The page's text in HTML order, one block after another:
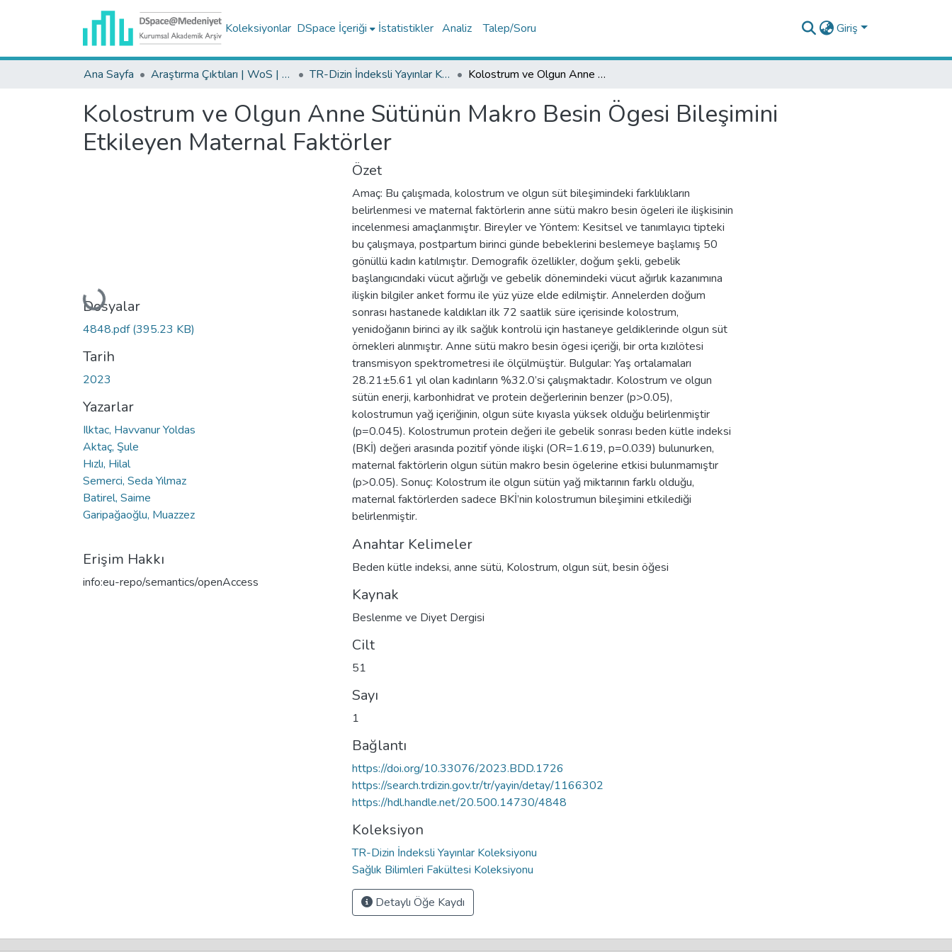
Koleksiyonlar DSpace İçeriği İstatistikler Analiz Talep/Soru Giriş
Ana Sayfa Araştırma Çıktıları | WoS | Scopus | TR-Dizin | PubMed TR-Dizin İndeksli Yayınlar Koleksiyonu Kolostrum ve Olgun Anne Sütünün Makro Besin Ögesi Bileşimini Etkileyen Maternal Faktörler
Kolostrum ve Olgun Anne Sütünün Makro Besin Ögesi Bileşimini
Etkileyen Maternal Faktörler
Yükleniyor...
Dosyalar
4848.pdf(395.23 KB)
Tarih
2023
Yazarlar
Ilktac, Havvanur Yoldas
Aktaç, Şule
Hızlı, Hilal
Semerci, Seda Yılmaz
Batirel, Saime
Garipağaoğlu, Muazzez
Erişim Hakkı
info:eu-repo/semantics/openAccess
Özet
Amaç: Bu çalışmada, kolostrum ve olgun süt bileşimindeki farklılıkların
belirlenmesi ve maternal faktörlerin anne sütü makro besin ögeleri ile ilişkisinin
incelenmesi amaçlanmıştır. Bireyler ve Yöntem: Kesitsel ve tanımlayıcı tipteki
bu çalışmaya, postpartum birinci günde bebeklerini beslemeye başlamış 50
gönüllü kadın katılmıştır. Demografik özellikler, doğum şekli, gebelik
başlangıcındaki vücut ağırlığı ve gebelik dönemindeki vücut ağırlık kazanımına
ilişkin bilgiler anket formu ile yüz yüze elde edilmiştir. Annelerden doğum
sonrası hastanede kaldıkları ilk 72 saatlik süre içerisinde kolostrum,
yenidoğanın birinci ay ilk sağlık kontrolü için hastaneye geldiklerinde olgun süt
örnekleri alınmıştır. Anne sütü makro besin ögesi içeriği, bir orta kızılötesi
transmisyon spektrometresi ile ölçülmüştür. Bulgular: Yaş ortalamaları
28.21±5.61 yıl olan kadınların %32.0’si çalışmaktadır. Kolostrum ve olgun
sütün enerji, karbonhidrat ve protein değerlerinin benzer (p>0.05),
kolostrumun yağ içeriğinin, olgun süte kıyasla yüksek olduğu belirlenmiştir
(p=0.045). Kolostrumun protein değeri ile gebelik sonrası beden kütle indeksi
(BKİ) değeri arasında pozitif yönde ilişki (OR=1.619, p=0.039) bulunurken,
maternal faktörlerin olgun sütün makro besin ögelerine etkisi bulunmamıştır
(p>0.05). Sonuç: Kolostrum ile olgun sütün yağ miktarının farklı olduğu,
maternal faktörlerden sadece BKİ’nin kolostrumun bileşimini etkilediği
belirlenmiştir.
Anahtar Kelimeler
Beden kütle indeksi, anne sütü, Kolostrum, olgun süt, besin öğesi
Kaynak
Beslenme ve Diyet Dergisi
Cilt
51
Sayı
1
Bağlantı
https://doi.org/10.33076/2023.BDD.1726
https://search.trdizin.gov.tr/tr/yayin/detay/1166302
https://hdl.handle.net/20.500.14730/4848
Koleksiyon
TR-Dizin İndeksli Yayınlar Koleksiyonu
Sağlık Bilimleri Fakültesi Koleksiyonu
Detaylı Öğe Kaydı